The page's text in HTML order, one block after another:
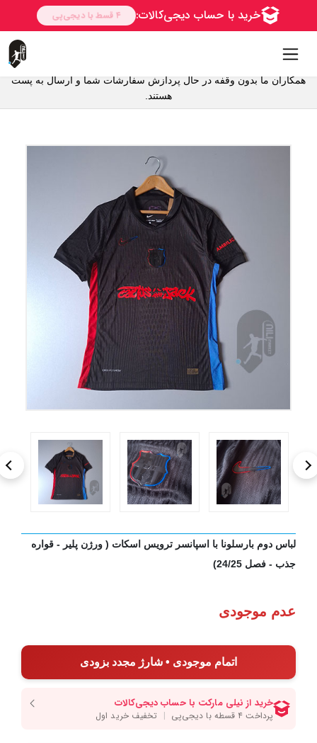
همکاران ما بدون وقفه در حال پردازش سفارشات شما و ارسال به پست
هستند.
لباس دوم بارسلونا با اسپانسر ترویس اسکات ( ورژن پلیر - قواره
جذب - فصل 24/25)
عدم موجودی
اتمام موجودی • شارژ مجدد بزودی